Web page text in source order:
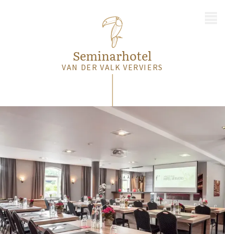
Seminarhotel
VAN DER VALK VERVIERS